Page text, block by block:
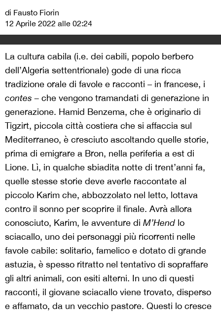
di Fausto Fiorin
12 Aprile 2022 alle 02:24
La cultura cabila (i.e. dei cabili, popolo berbero
dell’Algeria settentrionale) gode di una ricca
tradizione orale di favole e racconti – in francese, i
contes – che vengono tramandati di generazione in
generazione. Hamid Benzema, che è originario di
Tigzirt, piccola città costiera che si affaccia sul
Mediterraneo, è cresciuto ascoltando quelle storie,
prima di emigrare a Bron, nella periferia a est di
Lione. Lì, in qualche sbiadita notte di trent’anni fa,
quelle stesse storie deve averle raccontate al
piccolo Karim che, abbozzolato nel letto, lottava
contro il sonno per scoprire il finale. Avrà allora
conosciuto, Karim, le avventure di M’Hend lo
sciacallo, uno dei personaggi più ricorrenti nelle
favole cabile: solitario, famelico e dotato di grande
astuzia, è spesso ritratto nel tentativo di sopraffare
gli altri animali, con esiti alterni. In uno di questi
racconti, il giovane sciacallo viene trovato, disperso
e affamato, da un vecchio pastore. Questi lo cresce